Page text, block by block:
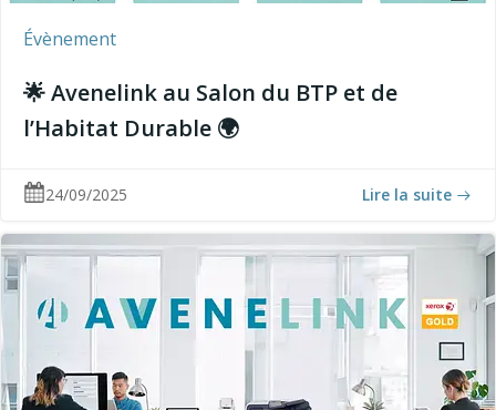
Évènement
🌟 Avenelink au Salon du BTP et de
l’Habitat Durable 🌍
24/09/2025 Lire la suite